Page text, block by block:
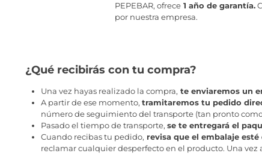
PEPEBAR, ofrece 1 año de garantía.
por nuestra empresa.
¿Qué recibirás con tu compra?
Una vez hayas realizado la compra, te enviaremos un
A partir de ese momento, tramitaremos tu pedido
número de seguimiento del transporte (tan pronto
Pasado el tiempo de transporte, se te entregará el
Cuando recibas tu pedido, revisa que el embalaje
reclamar cualquier desperfecto en el producto. Una